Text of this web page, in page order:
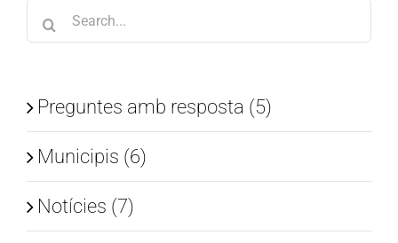
Search
for:
Preguntes amb resposta (5)
Municipis (6)
Notícies (7)